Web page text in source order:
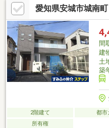
360m)・安城市立 南部保育園ま
パー東明店まで徒歩9分(約
590m)・安城東明郵便局まで徒
富店まで徒歩12分(約890m)
愛知県安城市城南
間
建
土
築
2階建て 都市
所有権